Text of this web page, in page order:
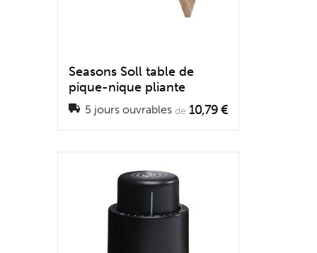
Seasons Soll table de
pique-nique pliante
5 jours ouvrables de 10,79 €